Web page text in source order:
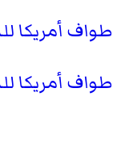
طواف أمريكا
طواف أمريكا